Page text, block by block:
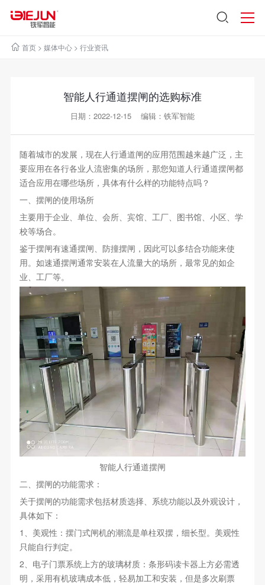
首页> 媒体中心> 行业资讯
智能人行通道摆闸的选购标准
日期：2022-12-15 编辑：铁军智能
随着城市的发展，现在人行通道闸的应用范围越来越广泛，主
要应用在各行各业人流密集的场所，那您知道人行通道摆闸都
适合应用在哪些场所，具体有什么样的功能特点吗？
一、摆闸的使用场所
主要用于企业、单位、会所、宾馆、工厂、图书馆、小区、学
校等场合。
鉴于摆闸有速通摆闸、防撞摆闸，因此可以多结合功能来使
用。如速通摆闸通常安装在人流量大的场所，最常见的如企
业、工厂等。
智能人行通道摆闸
二、摆闸的功能需求：
关于摆闸的功能需求包括材质选择、系统功能以及外观设计，
具体如下：
1、美观性：摆门式闸机的潮流是单柱双摆，细长型。美观性
只能自行判定。
2、电子门票系统上方的玻璃材质：条形码读卡器上方必需透
明，采用有机玻璃成本低，轻易加工和安装，但是多次刷票